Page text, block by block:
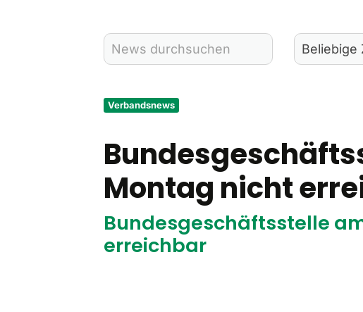
Verbandsnews
Montag nicht
Bundesgeschäftsstelle
erreichbar